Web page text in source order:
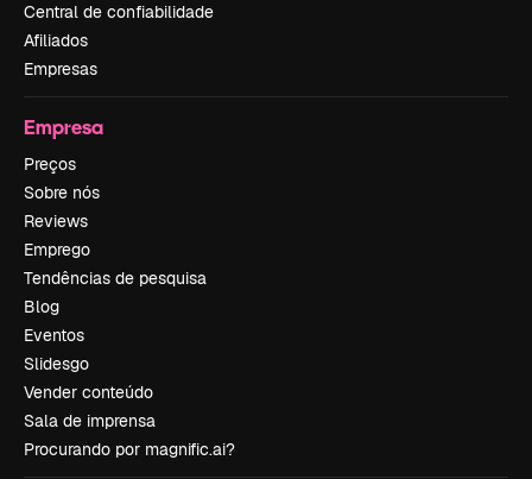
Central de confiabilidade
Afiliados
Empresas
Empresa
Preços
Sobre nós
Reviews
Emprego
Tendências de pesquisa
Blog
Eventos
Slidesgo
Vender conteúdo
Sala de imprensa
Procurando por magnific.ai?